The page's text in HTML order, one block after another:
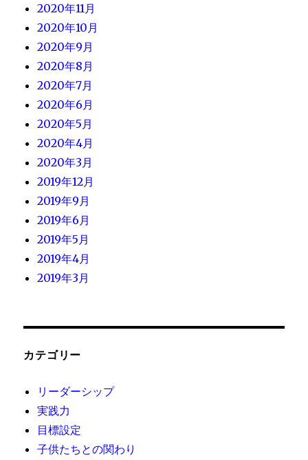
2020年11月
2020年10月
2020年9月
2020年8月
2020年7月
2020年6月
2020年5月
2020年4月
2020年3月
2019年12月
2019年9月
2019年6月
2019年5月
2019年4月
2019年3月
カテゴリー
リーダーシップ
実践力
目標設定
子供たちとの関わり